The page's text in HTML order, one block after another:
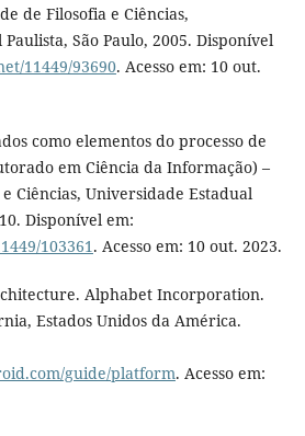
de Filosofia e Ciências,
São Paulo, 2005. Disponível
11449/93690. Acesso em: 10 out.
como elementos do processo de
em Ciência da Informação) –
Ciências, Universidade Estadual
Disponível em:
103361. Acesso em: 10 out. 2023.
Alphabet Incorporation.
Estados Unidos da América.
guide/platform. Acesso em: